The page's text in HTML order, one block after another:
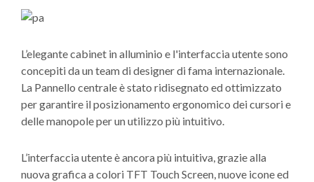
L’elegante cabinet in alluminio e l'interfaccia utente sono
concepiti da un team di designer di fama internazionale.
La Pannello centrale è stato ridisegnato ed ottimizzato
per garantire il posizionamento ergonomico dei cursori e
delle manopole per un utilizzo più intuitivo.
L’interfaccia utente è ancora più intuitiva, grazie alla
nuova grafica a colori TFT Touch Screen, nuove icone ed